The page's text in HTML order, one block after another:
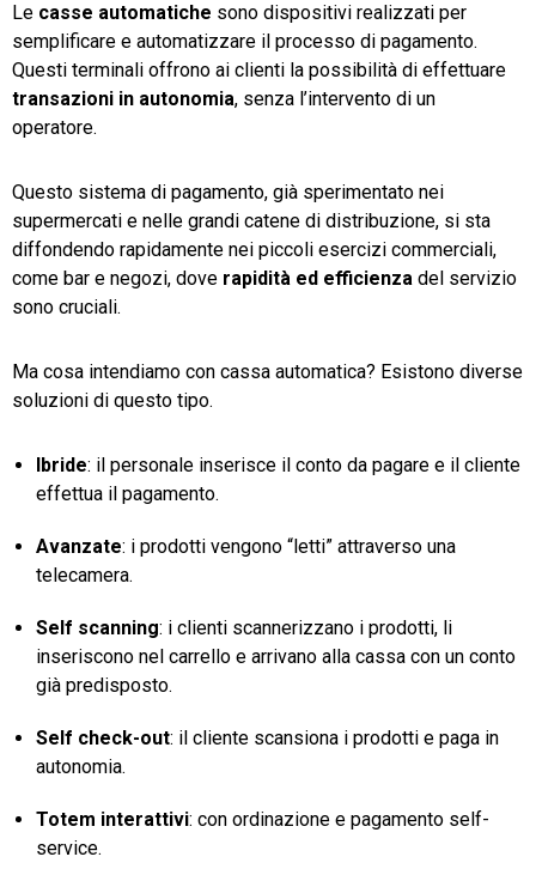
Le casse automatiche sono dispositivi realizzati per
semplificare e automatizzare il processo di pagamento.
Questi terminali offrono ai clienti la possibilità di effettuare
transazioni in autonomia, senza l’intervento di un
operatore.
Questo sistema di pagamento, già sperimentato nei
supermercati e nelle grandi catene di distribuzione, si sta
diffondendo rapidamente nei piccoli esercizi commerciali,
come bar e negozi, dove rapidità ed efficienza del servizio
sono cruciali.
Ma cosa intendiamo con cassa automatica? Esistono diverse
soluzioni di questo tipo.
Ibride: il personale inserisce il conto da pagare e il cliente
effettua il pagamento.
Avanzate: i prodotti vengono “letti” attraverso una
telecamera.
Self scanning: i clienti scannerizzano i prodotti, li
inseriscono nel carrello e arrivano alla cassa con un conto
già predisposto.
Self check-out: il cliente scansiona i prodotti e paga in
autonomia.
Totem interattivi: con ordinazione e pagamento self-
service.